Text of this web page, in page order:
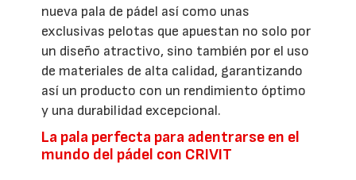
nueva pala de pádel así como unas
exclusivas pelotas que apuestan no solo por
un diseño atractivo, sino también por el uso
de materiales de alta calidad, garantizando
así un producto con un rendimiento óptimo
y una durabilidad excepcional.
La pala perfecta para adentrarse en el
mundo del pádel con CRIVIT